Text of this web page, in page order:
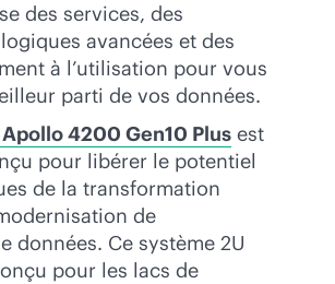
des services, des
avancées et des
à l’utilisation pour vous
parti de vos données.
4200 Gen10 Plus est
pour libérer le potentiel
de la transformation
de
données. Ce système 2U
pour les lacs de